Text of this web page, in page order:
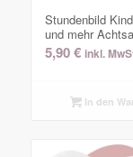
Stundenbild
und mehr
5,90€ inkl.
In den